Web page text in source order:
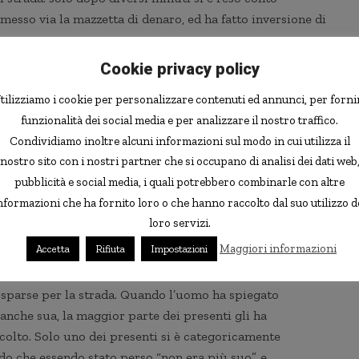
via la mazzetta di denaro, ed ha fatto inversione di
si è trovato di fronte ad una scena che
con una folla di persone che si stava
per la strada. Quando l’uomo ha spiegato
sua, la maggior parte dei presenti gli ha
Solo uno dei presenti si è categoricamente
Cookie privacy policy
i cookie per personalizzare contenuti ed annunci, per
funzionalità dei social media e per analizzare il nostro traffico.
Condividiamo inoltre alcuni informazioni sul modo in cui utilizza il
nostro sito con i nostri partner che si occupano di analisi dei dati web,
pubblicità e social media, i quali potrebbero combinarle con altre
che ha fornito loro o che hanno raccolto dal suo utilizzo
loro servizi.
Accetta Rifiuta Impostazioni Maggiori informazioni